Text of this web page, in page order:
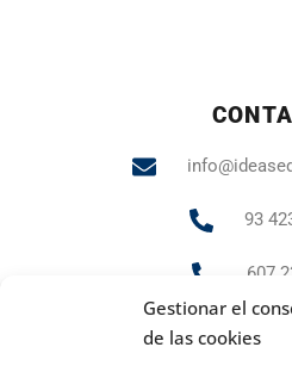
Gestionar el
de las cookies
93
607